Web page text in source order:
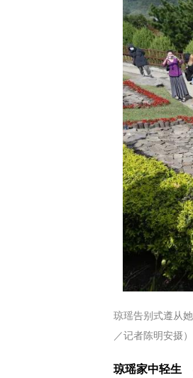
琼瑶告别式遵从
／记者陈明安摄）
琼瑶家中轻生